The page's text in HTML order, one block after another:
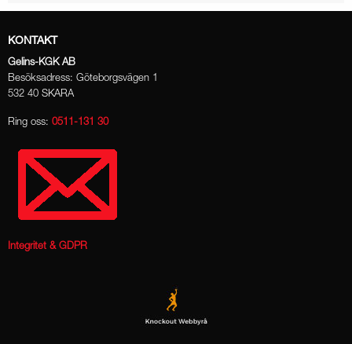
KONTAKT
Gelins-KGK AB
Besöksadress: Göteborgsvägen 1
532 40 SKARA
Ring oss: 0511-131 30
Integritet & GDPR